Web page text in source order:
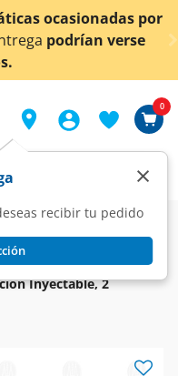
por
verse
¡Ahora
recibir tu pedido
×
0
Nervioso
Inyectable, 2